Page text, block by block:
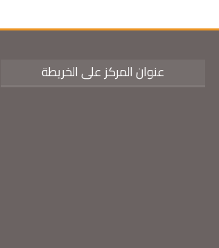
عنوان المركز على الخريطة